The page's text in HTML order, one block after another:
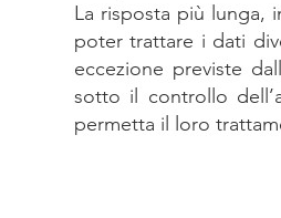
La risposta più lunga,
poter trattare i dati
eccezione previste
sotto il controllo
permetta il loro